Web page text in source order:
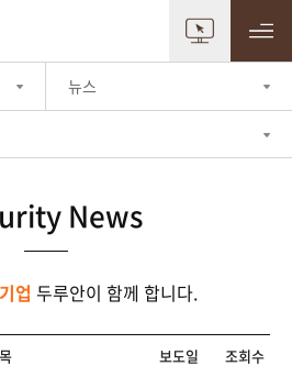
뉴스
News
업 두루안이 함께 합니다.
보도일 조회수